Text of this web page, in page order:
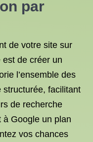
par
de votre site sur
de créer un
l’ensemble des
structurée, facilitant
de recherche
Google un plan
vos chances